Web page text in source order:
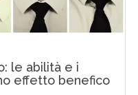
le abilità e i
effetto benefico